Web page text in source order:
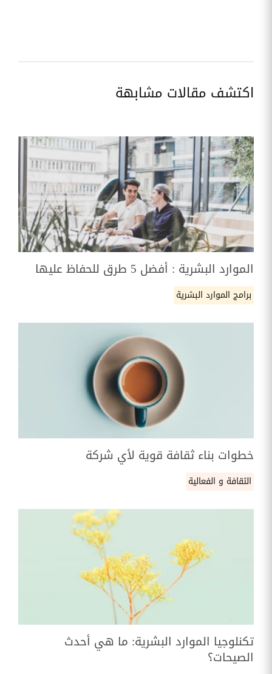
اكتشف مقالات مشابهة
الموارد البشرية : أفضل 5 طرق للحفاظ عليها
برامج الموارد البشرية
خطوات بناء ثقافة قوية لأي شركة
الثقافة و الفعالية
تكنلوجيا الموارد البشرية: ما هي أحدث
الصيحات؟